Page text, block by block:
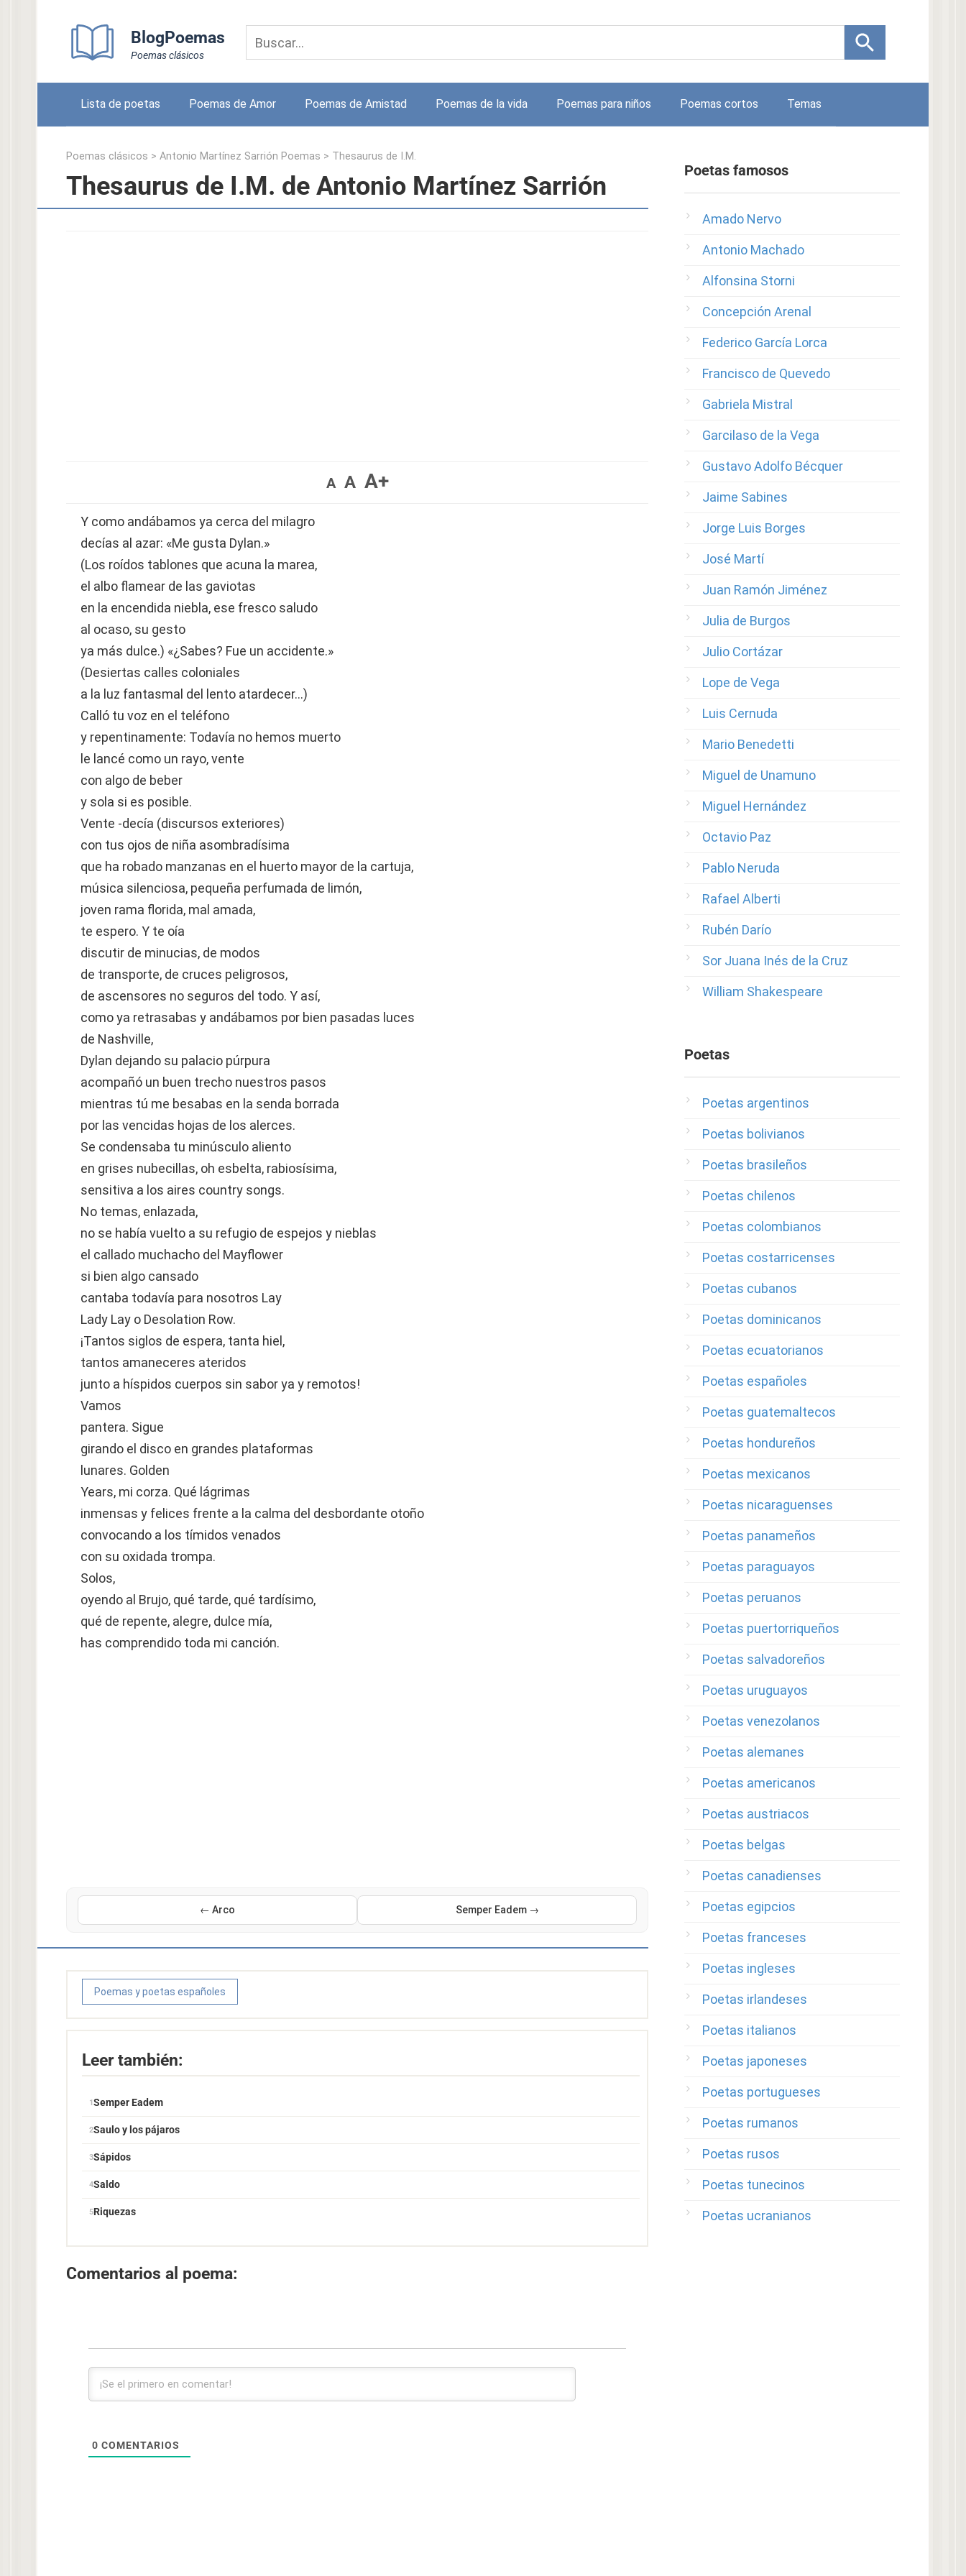
BlogPoemas
Poemas clásicos
Lista de poetas Poemas de Amor Poemas de Amistad Poemas de la vida Poemas para niños Poemas cortos Temas
Poemas clásicos > Antonio Martínez Sarrión Poemas > Thesaurus de I.M.
Thesaurus de I.M. de Antonio Martínez Sarrión
A A A+
Y como andábamos ya cerca del milagro
decías al azar: «Me gusta Dylan.»
(Los roídos tablones que acuna la marea,
el albo flamear de las gaviotas
en la encendida niebla, ese fresco saludo
al ocaso, su gesto
ya más dulce.) «¿Sabes? Fue un accidente.»
(Desiertas calles coloniales
a la luz fantasmal del lento atardecer…)
Calló tu voz en el teléfono
y repentinamente: Todavía no hemos muerto
le lancé como un rayo, vente
con algo de beber
y sola si es posible.
Vente -decía (discursos exteriores)
con tus ojos de niña asombradísima
que ha robado manzanas en el huerto mayor de la cartuja,
música silenciosa, pequeña perfumada de limón,
joven rama florida, mal amada,
te espero. Y te oía
discutir de minucias, de modos
de transporte, de cruces peligrosos,
de ascensores no seguros del todo. Y así,
como ya retrasabas y andábamos por bien pasadas luces
de Nashville,
Dylan dejando su palacio púrpura
acompañó un buen trecho nuestros pasos
mientras tú me besabas en la senda borrada
por las vencidas hojas de los alerces.
Se condensaba tu minúsculo aliento
en grises nubecillas, oh esbelta, rabiosísima,
sensitiva a los aires country songs.
No temas, enlazada,
no se había vuelto a su refugio de espejos y nieblas
el callado muchacho del Mayflower
si bien algo cansado
cantaba todavía para nosotros Lay
Lady Lay o Desolation Row.
¡Tantos siglos de espera, tanta hiel,
tantos amaneceres ateridos
junto a híspidos cuerpos sin sabor ya y remotos!
Vamos
pantera. Sigue
girando el disco en grandes plataformas
lunares. Golden
Years, mi corza. Qué lágrimas
inmensas y felices frente a la calma del desbordante otoño
convocando a los tímidos venados
con su oxidada trompa.
Solos,
oyendo al Brujo, qué tarde, qué tardísimo,
qué de repente, alegre, dulce mía,
has comprendido toda mi canción.
← Arco Semper Eadem →
Poemas y poetas españoles
Leer también:
Semper Eadem
Saulo y los pájaros
Sápidos
Saldo
Riquezas
Comentarios al poema:
0 COMENTARIOS
Poetas famosos
Amado Nervo
Antonio Machado
Alfonsina Storni
Concepción Arenal
Federico García Lorca
Francisco de Quevedo
Gabriela Mistral
Garcilaso de la Vega
Gustavo Adolfo Bécquer
Jaime Sabines
Jorge Luis Borges
José Martí
Juan Ramón Jiménez
Julia de Burgos
Julio Cortázar
Lope de Vega
Luis Cernuda
Mario Benedetti
Miguel de Unamuno
Miguel Hernández
Octavio Paz
Pablo Neruda
Rafael Alberti
Rubén Darío
Sor Juana Inés de la Cruz
William Shakespeare
Poetas
Poetas argentinos
Poetas bolivianos
Poetas brasileños
Poetas chilenos
Poetas colombianos
Poetas costarricenses
Poetas cubanos
Poetas dominicanos
Poetas ecuatorianos
Poetas españoles
Poetas guatemaltecos
Poetas hondureños
Poetas mexicanos
Poetas nicaraguenses
Poetas panameños
Poetas paraguayos
Poetas peruanos
Poetas puertorriqueños
Poetas salvadoreños
Poetas uruguayos
Poetas venezolanos
Poetas alemanes
Poetas americanos
Poetas austriacos
Poetas belgas
Poetas canadienses
Poetas egipcios
Poetas franceses
Poetas ingleses
Poetas irlandeses
Poetas italianos
Poetas japoneses
Poetas portugueses
Poetas rumanos
Poetas rusos
Poetas tunecinos
Poetas ucranianos